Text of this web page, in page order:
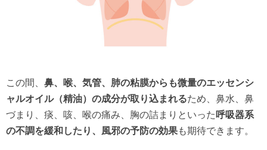
この間、 鼻、喉、気管、肺の粘膜からも微量のエッセンシ
ャルオイル（精油）の成分が取り込まれるため、鼻水、鼻
づまり、痰、咳、喉の痛み、胸の詰まりといった 呼吸器系
の不調を緩和したり、風邪の予防の効果も期待できます。